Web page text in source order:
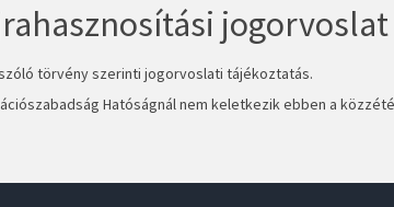
jogorvoslat
törvény szerinti jogorvoslati tájékoztatás.
Hatóságnál nem keletkezik ebben a